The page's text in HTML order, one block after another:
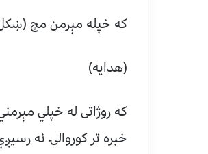
که خپله مېرمن مچ
(هدايه)
که روژاتی له خپلي
خبره تر کوروالۍ نه